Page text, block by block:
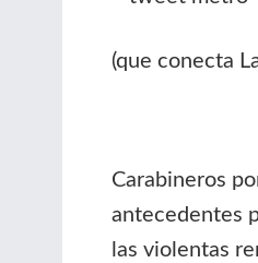
(que conecta
Carabineros
antecedentes
las violentas